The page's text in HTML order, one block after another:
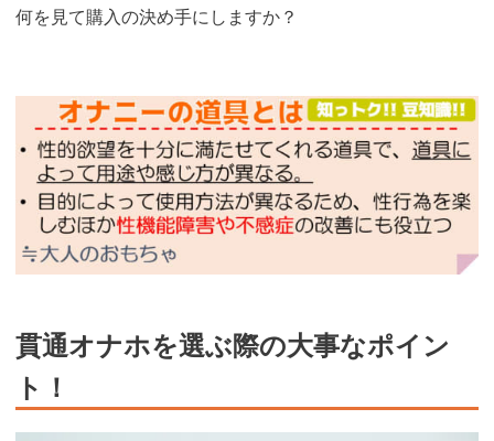
何を見て購入の決め手にしますか？
貫通オナホを選ぶ際の大事なポイン
ト！